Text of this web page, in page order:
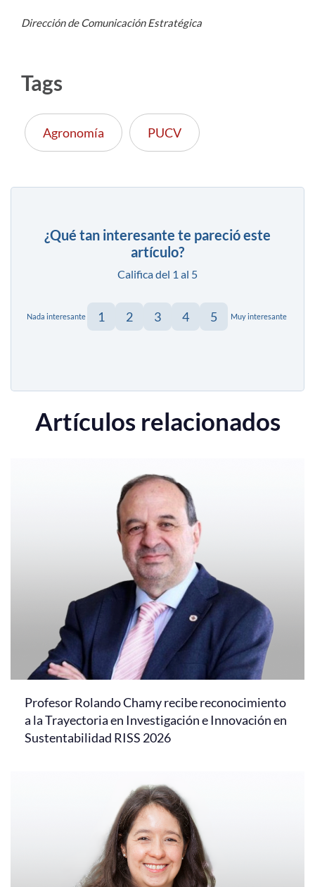
Dirección de Comunicación Estratégica
Tags
Agronomía PUCV
¿Qué tan interesante te pareció este
artículo?
Califica del 1 al 5
Nada interesante 1 2 3 4 5 Muy interesante
Artículos relacionados
Profesor Rolando Chamy recibe reconocimiento
a la Trayectoria en Investigación e Innovación en
Sustentabilidad RISS 2026